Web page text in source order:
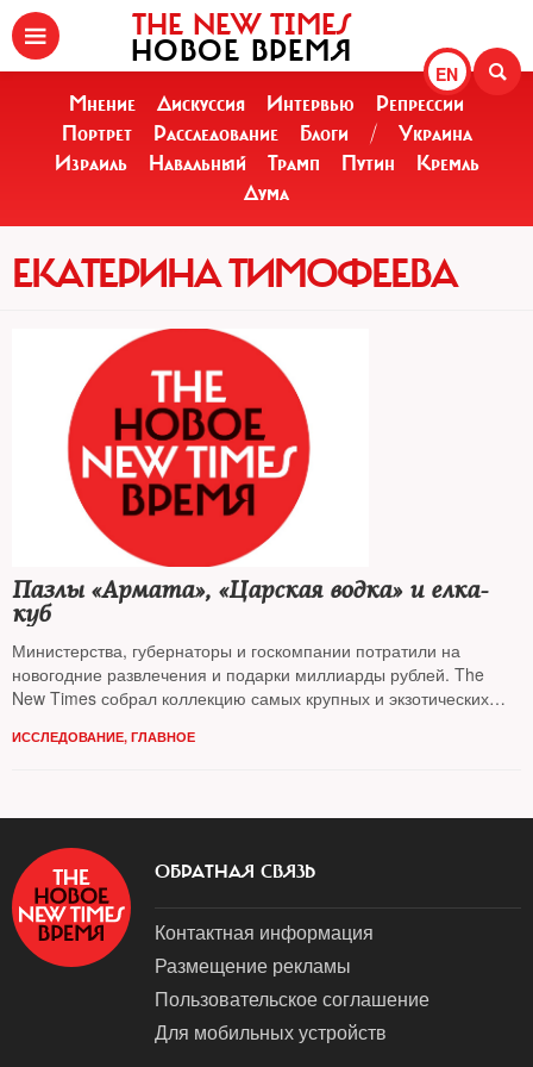
EN
THE NEW TIMES
НОВОЕ ВРЕМЯ
Мнение Дискуссия Интервью
Репрессии
Портрет
Расследование Блоги /
Украина
Израиль
Навальный Трамп Путин
Кремль
Дума
ЕКАТЕРИНА ТИМОФЕЕВА
Пазлы «Армата», «Царская водка» и елка-
куб
Министерства, губернаторы и госкомпании потратили на
новогодние развлечения и подарки миллиарды рублей. The
New Times собрал коллекцию самых крупных и экзотических
ИССЛЕДОВАНИЕ, ГЛАВНОЕ
ОБРАТНАЯ СВЯЗЬ
Контактная информация
Размещение рекламы
Пользовательское соглашение
Для мобильных устройств